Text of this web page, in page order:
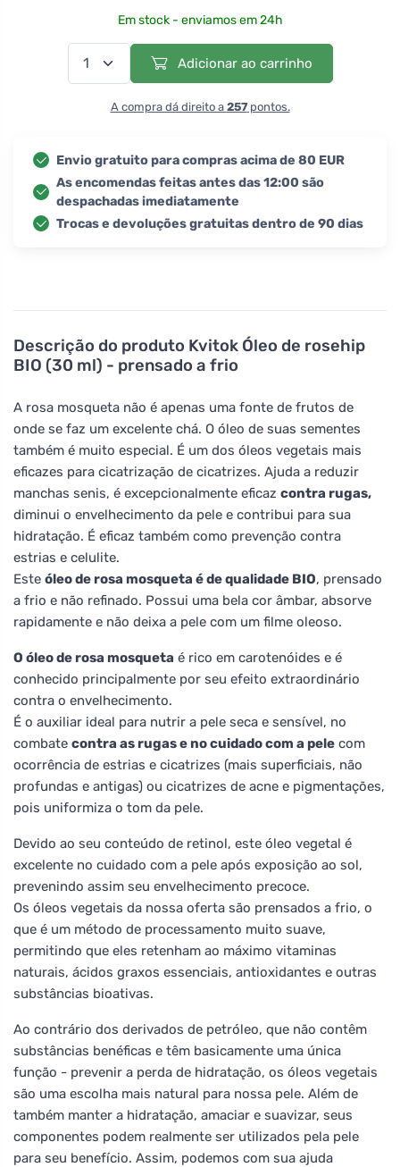
Descrição do produto Kvitok Óleo de rosehip
BIO (30 ml) - prensado a frio
A rosa mosqueta não é apenas uma fonte de frutos de
onde se faz um excelente chá. O óleo de suas sementes
também é muito especial. É um dos óleos vegetais mais
eficazes para cicatrização de cicatrizes. Ajuda a reduzir
manchas senis, é excepcionalmente eficaz contra rugas,
diminui o envelhecimento da pele e contribui para sua
hidratação. É eficaz também como prevenção contra
estrias e celulite.
Este óleo de rosa mosqueta é de qualidade BIO, prensado
a frio e não refinado. Possui uma bela cor âmbar, absorve
rapidamente e não deixa a pele com um filme oleoso.
O óleo de rosa mosqueta é rico em carotenóides e é
conhecido principalmente por seu efeito extraordinário
contra o envelhecimento.
É o auxiliar ideal para nutrir a pele seca e sensível, no
combate contra as rugas e no cuidado com a pele com
ocorrência de estrias e cicatrizes (mais superficiais, não
profundas e antigas) ou cicatrizes de acne e pigmentações,
pois uniformiza o tom da pele.
Devido ao seu conteúdo de retinol, este óleo vegetal é
excelente no cuidado com a pele após exposição ao sol,
prevenindo assim seu envelhecimento precoce.
Os óleos vegetais da nossa oferta são prensados a frio, o
que é um método de processamento muito suave,
permitindo que eles retenham ao máximo vitaminas
naturais, ácidos graxos essenciais, antioxidantes e outras
substâncias bioativas.
Ao contrário dos derivados de petróleo, que não contêm
substâncias benéficas e têm basicamente uma única
função - prevenir a perda de hidratação, os óleos vegetais
são uma escolha mais natural para nossa pele. Além de
também manter a hidratação, amaciar e suavizar, seus
componentes podem realmente ser utilizados pela pele
para seu benefício. Assim, podemos com sua ajuda
Em stock - enviamos em 24h
Adicionar ao carrinho
A compra dá direito a 257pontos.
Envio gratuito para compras acima de 80 EUR
As encomendas feitas antes das 12:00 são
despachadas imediatamente
Trocas e devoluções gratuitas dentro de 90 dias